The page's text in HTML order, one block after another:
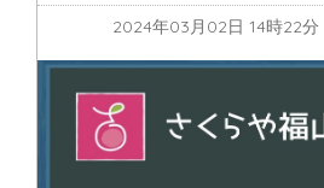
2024年03月02日 14時22分